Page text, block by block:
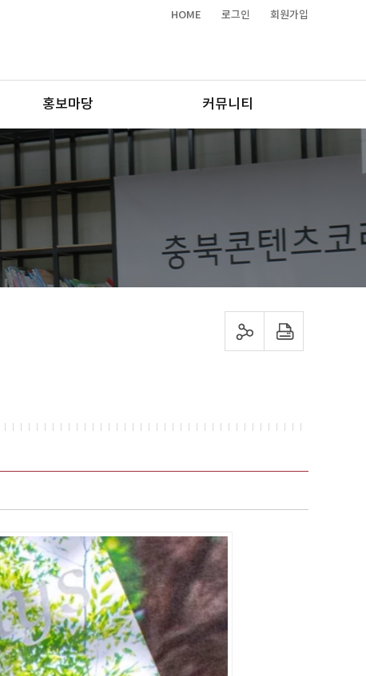
HOME 로그인 회원가입
홍보마당 커뮤니티
sns 공유하기 프린트하기